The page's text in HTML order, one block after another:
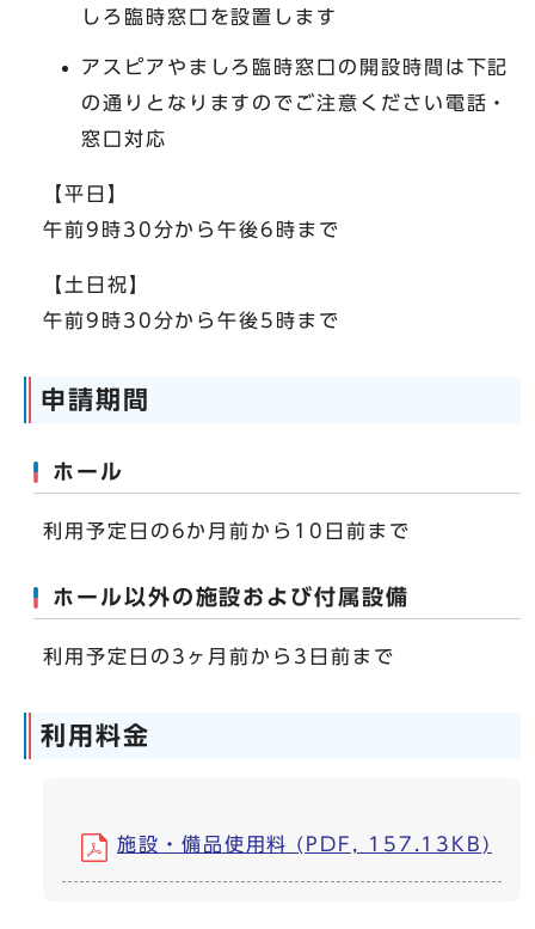
しろ臨時窓口を設置します
アスピアやましろ臨時窓口の開設時間は下記
の通りとなりますのでご注意ください電話・
窓口対応
【平日】
午前9時30分から午後6時まで
【土日祝】
午前9時30分から午後5時まで
申請期間
ホール
利用予定日の6か月前から10日前まで
ホール以外の施設および付属設備
利用予定日の3ヶ月前から3日前まで
利用料金
施設・備品使用料 (PDF, 157.13KB)